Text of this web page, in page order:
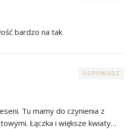
bardzo na tak
ODPOWIEDZ
Tu mamy do czynienia z
Łączka i większe kwiaty…